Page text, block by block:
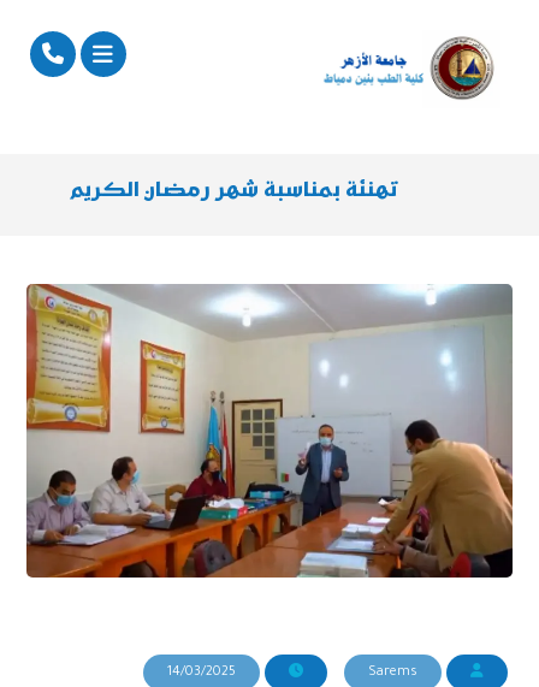
تهنئة بمناسبة شهر رمضان الكريم
Sarems
14/03/2025